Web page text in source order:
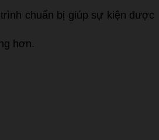
chuẩn bị giúp sự kiện được
hơn.